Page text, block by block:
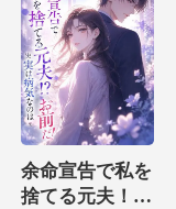
余命宣告で私を
捨てる元夫！？